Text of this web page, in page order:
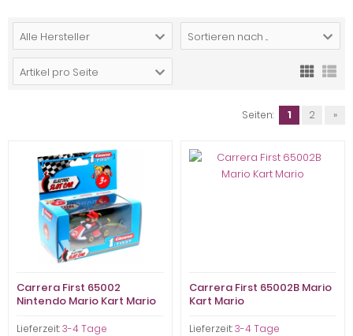
Alle Hersteller Sortieren nach ...
Artikel pro Seite
Seiten: 1 2 »
Carrera First 65002
Nintendo Mario Kart Mario
Lieferzeit:3-4 Tage
Carrera First 65002B Mario
Kart Mario
Lieferzeit:3-4 Tage